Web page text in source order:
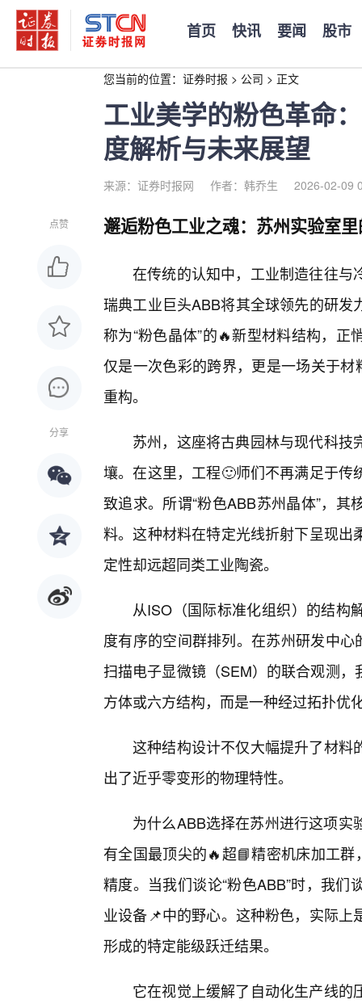
首页 快讯 要闻 股市
您当前的位置： 证券时报 > 公司 > 正文
工业美学的粉色革命
度解析与未来展望
来源：证券时报网 作者：韩乔生 2026-02-09
点赞
分享
邂逅粉色工业之魂：苏州实验室
在传统的认知中，工业制造往往与
瑞典工业巨头ABB将其全球领先的研
称为“粉色晶体”的🔥新型材料结构，
仅是一次色彩的跨界，更是一场关于
重构。
苏州，这座将古典园林与现代科
壤。在这里，工程🙂师们不再满足于
致追求。所谓“粉色ABB苏州晶体”，
料。这种材料在特定光线折射下呈现
定性却远超同类工业陶瓷。
从ISO（国际标准化组织）的结构
度有序的空间群排列。在苏州研发中
扫描电子显微镜（SEM）的联合观测
方体或六方结构，而是一种经过拓扑优
这种结构设计不仅大幅提升了材料
出了近乎零变形的物理特性。
为什么ABB选择在苏州进行这项
有全国最顶尖的🔥超📘精密机床加工
精度。当我们谈论“粉色ABB”时，我
业设备📌中的野心。这种粉色，实际
形成的特定能级跃迁结果。
它在视觉上缓解了自动化生产线